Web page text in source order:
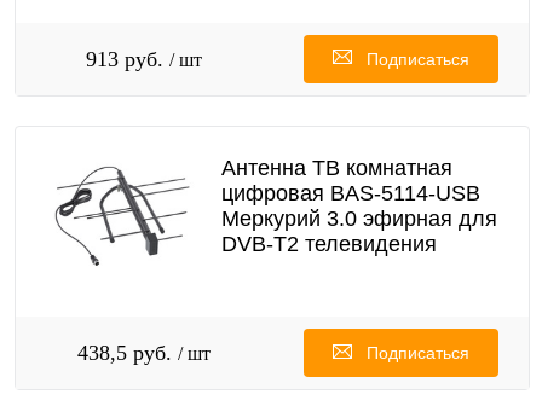
913 руб. / шт Подписаться
Антенна ТВ комнатная
цифровая BAS-5114-USB
Меркурий 3.0 эфирная для
DVB-T2 телевидения
438,5 руб. / шт Подписаться